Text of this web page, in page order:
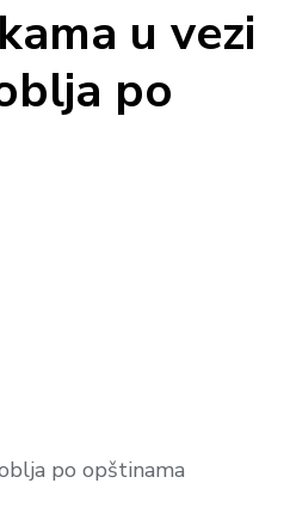
u vezi
po
po opštinama